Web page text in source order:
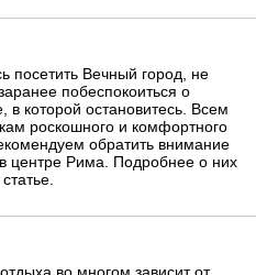
посетить Вечный город, не
побеспокоиться о
в которой остановитесь. Всем
роскошного и комфортного
обратить внимание
центре Рима. Подробнее о них